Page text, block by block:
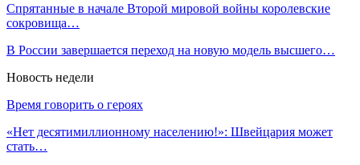
Спрятанные в начале Второй мировой войны королевские
сокровища…
В России завершается переход на новую модель высшего…
Новость недели
Время говорить о героях
«Нет десятимиллионному населению!»: Швейцария может
стать…